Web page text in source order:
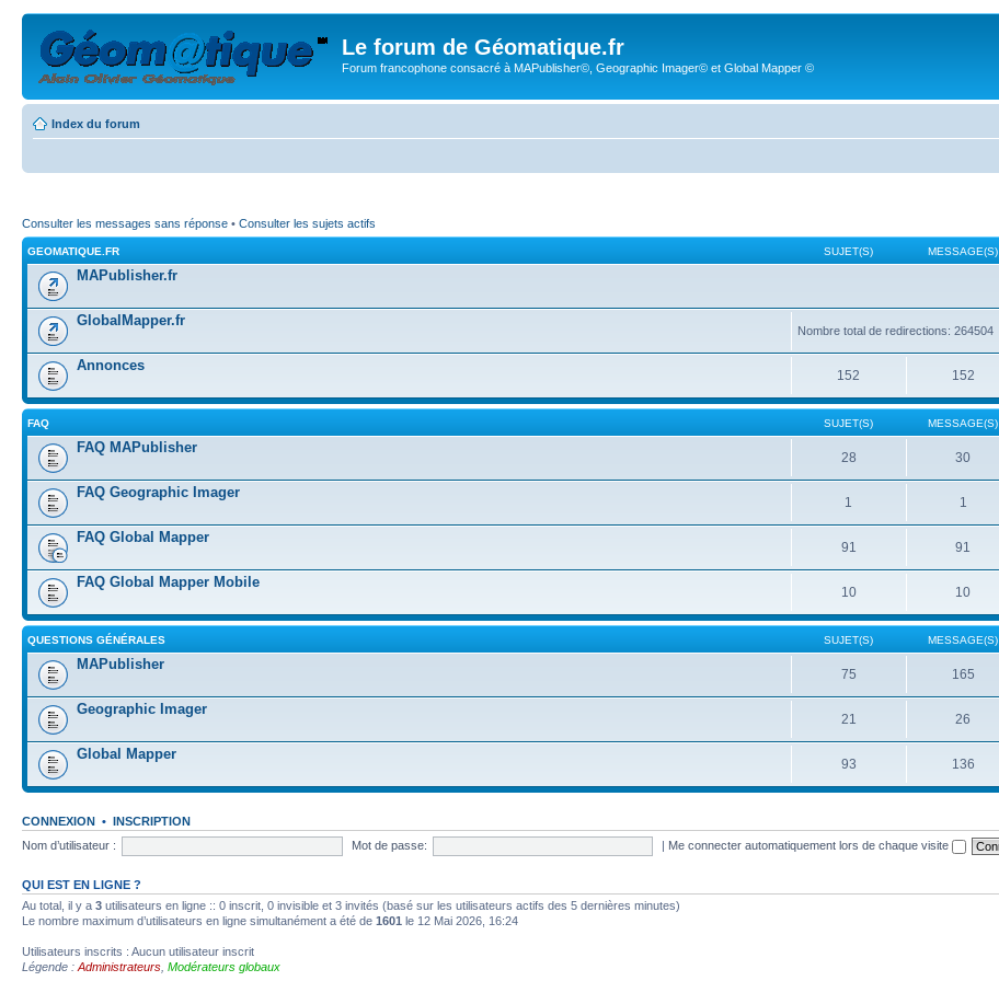
Le forum de Géomatique.fr
Forum francophone consacré à MAPublisher©, Geographic Imager© et Global Mapper ©
Index du forum
Consulter les messages sans réponse • Consulter les sujets actifs
GEOMATIQUE.FR SUJET(S) MESSAGE(S)
MAPublisher.fr
GlobalMapper.fr
Nombre total de redirections: 264504
Annonces
152 152
FAQ SUJET(S) MESSAGE(S)
FAQ MAPublisher
28 30
FAQ Geographic Imager
1 1
FAQ Global Mapper
91 91
FAQ Global Mapper Mobile
10 10
QUESTIONS GÉNÉRALES SUJET(S) MESSAGE(S)
MAPublisher
75 165
Geographic Imager
21 26
Global Mapper
93 136
CONNEXION • INSCRIPTION
Nom d’utilisateur :
Mot de passe: | Me connecter automatiquement lors de chaque visite
QUI EST EN LIGNE ?
Au total, il y a 3 utilisateurs en ligne :: 0 inscrit, 0 invisible et 3 invités (basé sur les utilisateurs actifs des 5 dernières minutes)
Le nombre maximum d’utilisateurs en ligne simultanément a été de 1601 le 12 Mai 2026, 16:24
Utilisateurs inscrits : Aucun utilisateur inscrit
Légende : Administrateurs Modérateurs globaux